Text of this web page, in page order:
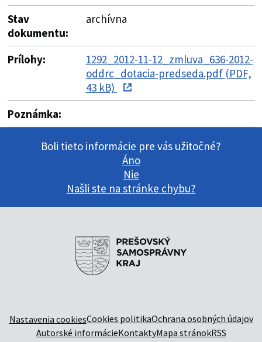
Stav
dokumentu:
archívna
Prílohy:
1292_2012-11-12_zmluva_636-2012-
oddrc_dotacia-predseda.pdf (PDF,
43 kB)
Poznámka:
Boli tieto informácie pre vás užitočné?
Áno
Nie
Našli ste na stránke chybu?
Nastavenia cookiesCookies politikaOchrana osobných údajov
Autorské informácieKontaktyMapa stránokRSS